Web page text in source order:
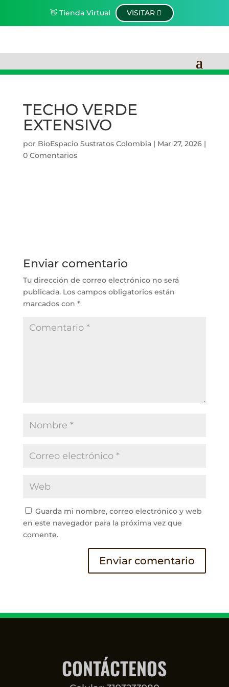
👋 Tienda Virtual VISITAR
TECHO VERDE
EXTENSIVO
por BioEspacio Sustratos Colombia| Mar 27, 2026|
0 Comentarios
Enviar comentario
Tu dirección de correo electrónico no será
publicada. Los campos obligatorios están
marcados con *
Guarda mi nombre, correo electrónico y web
en este navegador para la próxima vez que
comente.
CONTÁCTENOS